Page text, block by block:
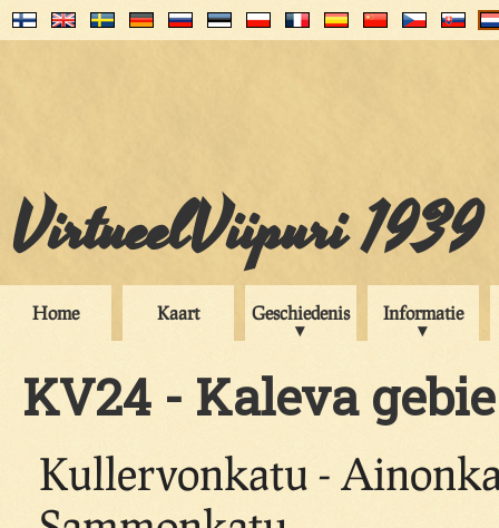
VirtueelViipuri 1939
Home Kaart Geschiedenis Informatie
KV24 - Kaleva
Kullervonkatu -